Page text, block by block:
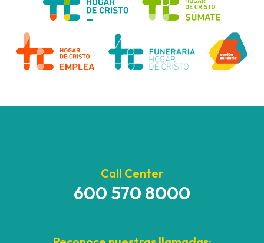
Call Center
600 570 8000